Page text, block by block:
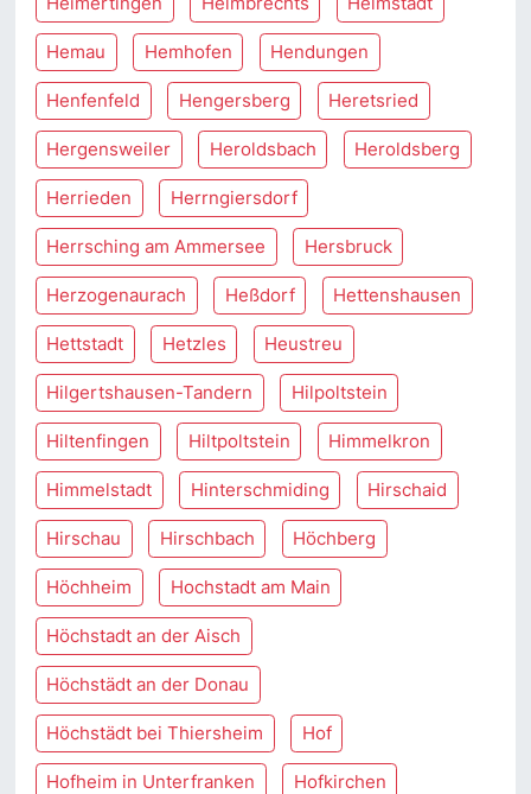
Hemau Hemhofen Hendungen
Henfenfeld Hengersberg Heretsried
Hergensweiler Heroldsbach Heroldsberg
Herrieden Herrngiersdorf
Herrsching am Ammersee Hersbruck
Herzogenaurach Heßdorf Hettenshausen
Hettstadt Hetzles Heustreu
Hilgertshausen-Tandern Hilpoltstein
Hiltenfingen Hiltpoltstein Himmelkron
Himmelstadt Hinterschmiding Hirschaid
Hirschau Hirschbach Höchberg
Höchheim Hochstadt am Main
Höchstadt an der Aisch
Höchstädt an der Donau
Höchstädt bei Thiersheim Hof
Hofheim in Unterfranken Hofkirchen